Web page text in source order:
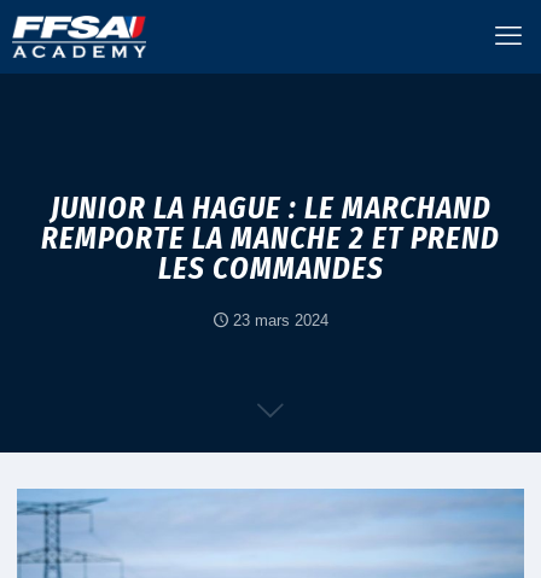
JUNIOR LA HAGUE : LE MARCHAND
REMPORTE LA MANCHE 2 ET PREND
LES COMMANDES
23 mars 2024